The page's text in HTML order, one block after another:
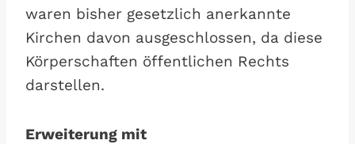
waren bisher gesetzlich anerkannte
Kirchen davon ausgeschlossen, da diese
Körperschaften öffentlichen Rechts
darstellen.
Erweiterung mit